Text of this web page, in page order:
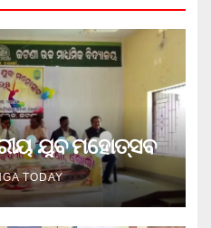
ଯୁବ ମହୋତ୍ସବ
TODAY